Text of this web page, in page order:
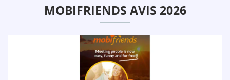
MOBIFRIENDS AVIS 2026